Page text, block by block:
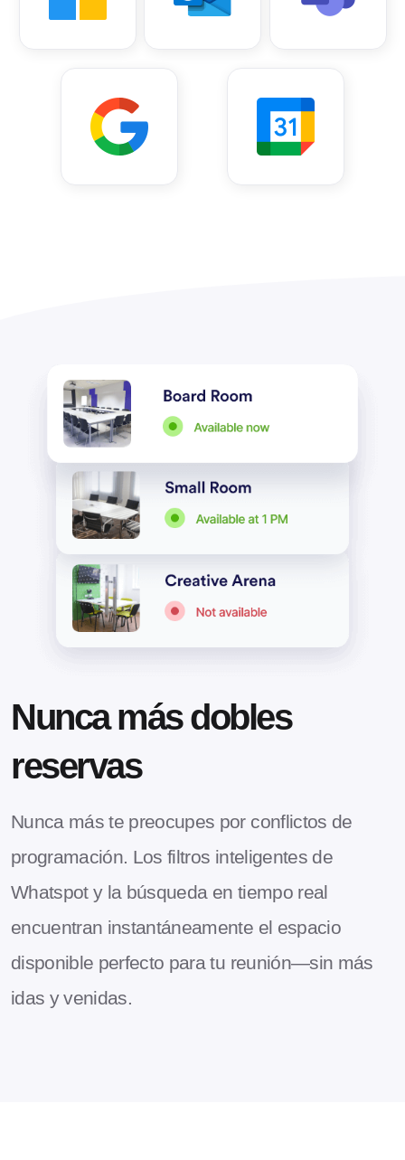
Nunca más dobles
reservas
Nunca más te preocupes por conflictos de
programación. Los filtros inteligentes de
Whatspot y la búsqueda en tiempo real
encuentran instantáneamente el espacio
disponible perfecto para tu reunión—sin más
idas y venidas.